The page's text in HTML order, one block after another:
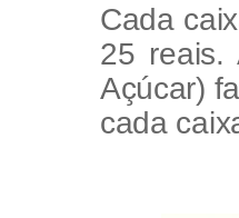
Cada
25 reais.
Açúcar)
cada